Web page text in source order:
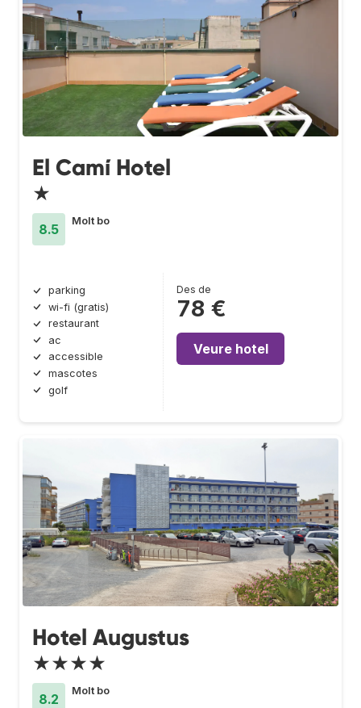
El Camí Hotel
★
8.5
Molt bo
parking
wi-fi (gratis)
restaurant
ac
accessible
mascotes
golf
Des de
78 €
Veure hotel
Hotel Augustus
★★★★
8.2
Molt bo